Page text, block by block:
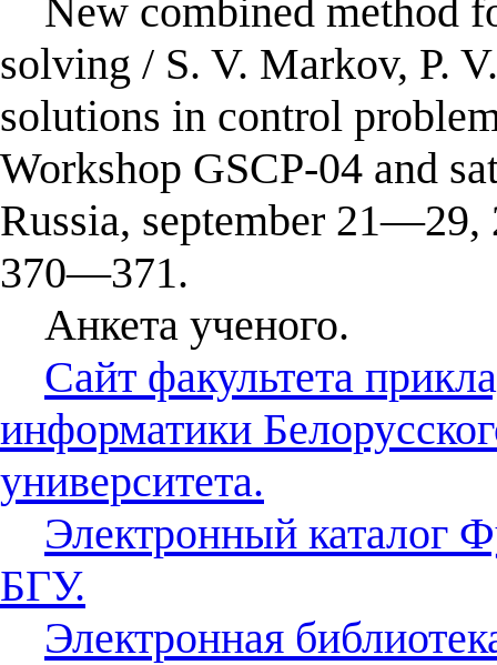
New combined method
solving / S. V. Markov, P.
solutions in control
Workshop GSCP-04 and
Russia, september
370—371.
Анкета ученого.
Сайт факультета
информатики
университета.
Электронный каталог
БГУ.
Электронная